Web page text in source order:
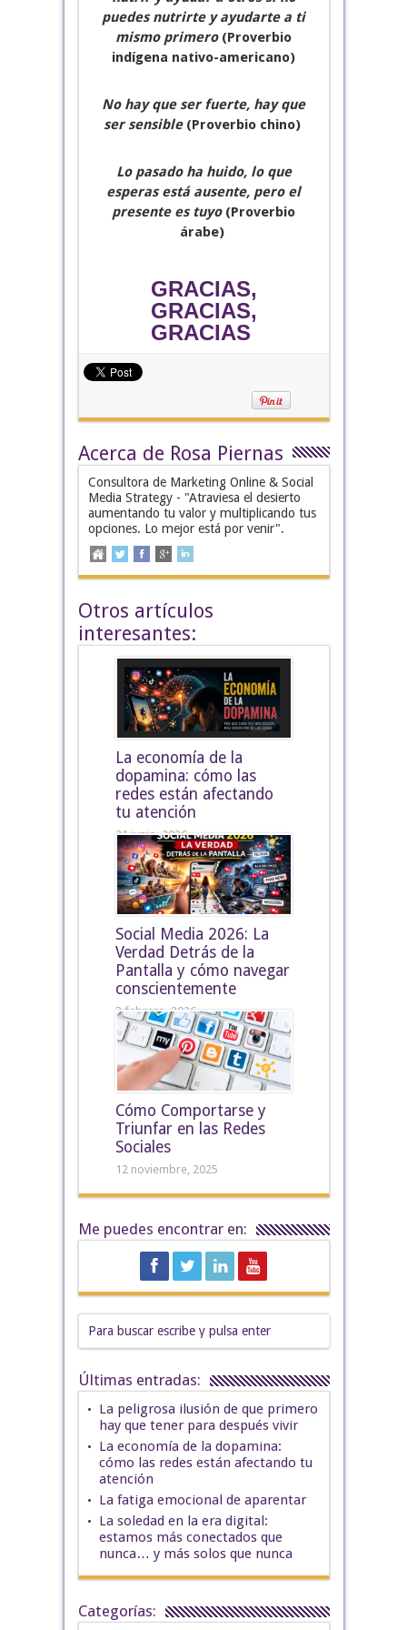
puedes nutrirte y ayudarte a ti
mismo primero (Proverbio
indígena nativo-americano)
No hay que ser fuerte, hay que
ser sensible (Proverbio chino)
Lo pasado ha huido, lo que
esperas está ausente, pero el
presente es tuyo (Proverbio
árabe)
GRACIAS,
GRACIAS,
GRACIAS
Acerca de Rosa Piernas
Consultora de Marketing Online & Social
Media Strategy - "Atraviesa el desierto
aumentando tu valor y multiplicando tus
opciones. Lo mejor está por venir".
Otros artículos
interesantes:
La economía de la
dopamina: cómo las
redes están afectando
tu atención
21 junio, 2026
Social Media 2026: La
Verdad Detrás de la
Pantalla y cómo navegar
conscientemente
3 febrero, 2026
Cómo Comportarse y
Triunfar en las Redes
Sociales
12 noviembre, 2025
Me puedes encontrar en:
Últimas entradas:
La peligrosa ilusión de que primero
hay que tener para después vivir
La economía de la dopamina:
cómo las redes están afectando tu
atención
La fatiga emocional de aparentar
La soledad en la era digital:
estamos más conectados que
nunca… y más solos que nunca
Categorías: